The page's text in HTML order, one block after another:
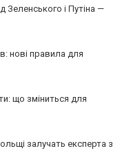
Зеленського і Путіна —
нові правила для
що зміниться для
залучать експерта з